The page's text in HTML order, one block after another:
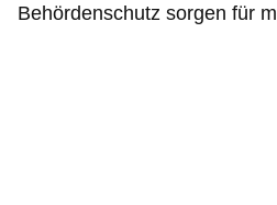
Behördenschutz sorgen für